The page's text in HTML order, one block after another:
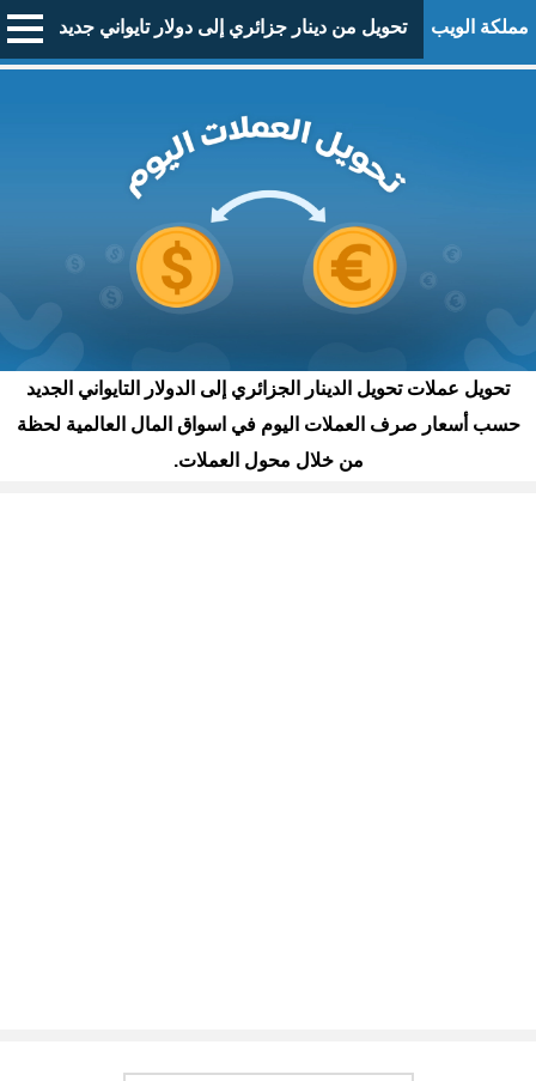
مملكة الويب تحويل من دينار جزائري إلى دولار تايواني جديد
تحويل عملات تحويل الدينار الجزائري إلى الدولار التايواني الجديد
حسب أسعار صرف العملات اليوم في اسواق المال العالمية لحظة
من خلال محول العملات.